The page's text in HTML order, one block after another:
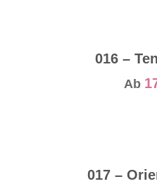
016 –
Ab
017 –